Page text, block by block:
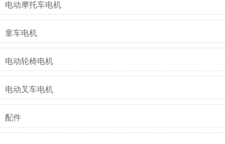
电动摩托车电机
童车电机
电动轮椅电机
电动叉车电机
配件